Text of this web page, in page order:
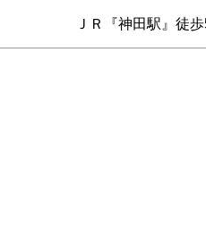
ＪＲ『神田駅』徒